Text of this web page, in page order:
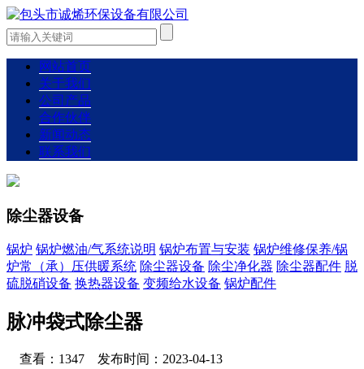
网站首页
关于我们
公司产品
合作伙伴
新闻动态
联系我们
除尘器设备
锅炉 锅炉燃油/气系统说明 锅炉布置与安装 锅炉维修保养/锅
炉常（承）压供暖系统 除尘器设备 除尘净化器 除尘器配件 脱
硫脱硝设备 换热器设备 变频给水设备 锅炉配件
脉冲袋式除尘器
查看：1347 发布时间：2023-04-13